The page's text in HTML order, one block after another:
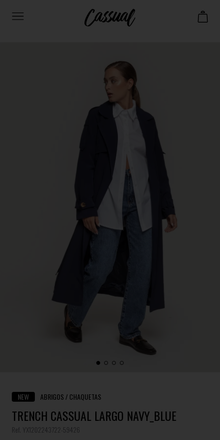
NEW ABRIGOS / CHAQUETAS
TRENCH CASSUAL LARGO NAVY_BLUE
Ref. YX1202243722-59426